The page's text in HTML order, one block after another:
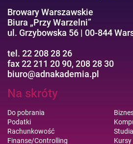
Browary Warszawskie
Biura „Przy Warzelni”
ul. Grzybowska 56 | 00-844
tel. 22 208 28 26
fax 22 211 20 90, 208 28 30
biuro@adnakademia.pl
Na skróty
Do pobrania
Podatki
Rachunkowość
Finanse/Controlling